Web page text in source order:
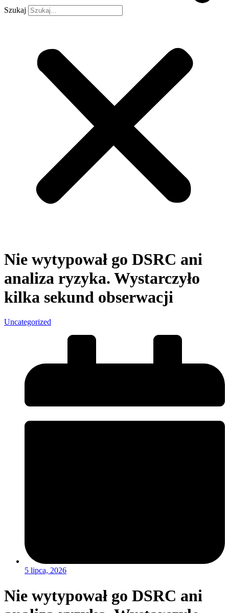
Szukaj
Nie wytypował go DSRC ani
analiza ryzyka. Wystarczyło
kilka sekund obserwacji
Uncategorized
5 lipca, 2026
Nie wytypował go DSRC ani